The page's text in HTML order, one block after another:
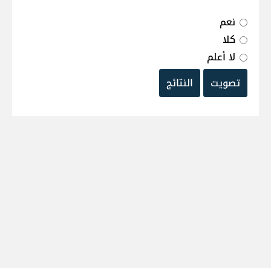
نعم
كلا
لا أعلم
تصويت
النتائج